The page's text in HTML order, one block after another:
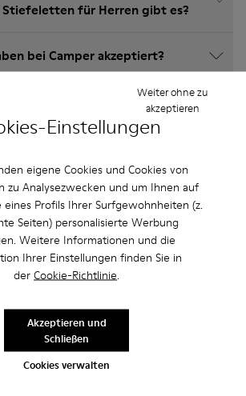
Einstellungen
eigene Cookies und Cookies von
zu Analysezwecken und um Ihnen auf
eines Profils Ihrer Surfgewohnheiten (z.
Seiten) personalisierte Werbung
Weitere Informationen und die
Ihrer Einstellungen finden Sie in
der Cookie-Richtlinie.
Cookies verwalten
Weiter ohne zu
akzeptieren
Akzeptieren und
Schließen
für Herren gibt es?
bei Camper akzeptiert?
Versand für Camper Beige
Herren?
Ballerinas
Sandalen
Sneaker
Slipper